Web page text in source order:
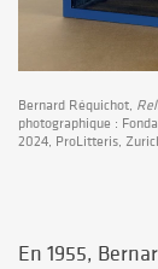
Bernard Réquichot,
photographique :
2024, ProLitteris,
En 1955,